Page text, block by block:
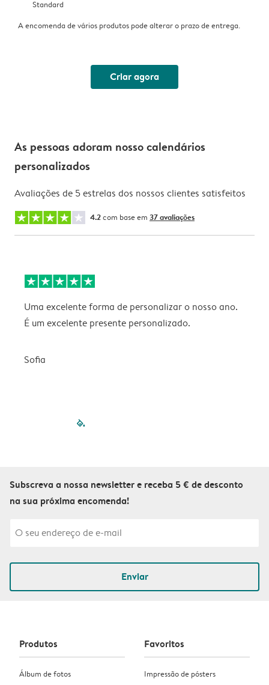
Standard
A encomenda de vários produtos pode alterar o prazo de entrega.
Criar agora
As pessoas adoram nosso calendários
personalizados
Avaliações de 5 estrelas dos nossos clientes satisfeitos
4.2com base em 37 avaliações
Uma excelente forma de personalizar o nosso ano.
É um excelente presente personalizado.
Sofia
filled-pagination
Subscreva a nossa newsletter e receba 5 € de desconto
na sua próxima encomenda!
Enviar
Produtos
Álbum de fotos
Favoritos
Impressão de pósters